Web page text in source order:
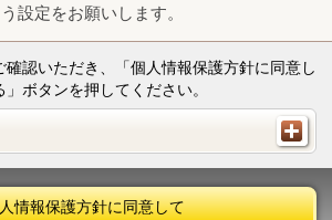
設定をお願いします。
認いただき、「個人情報保護方針に同意し
ボタンを押してください。
情報保護方針に同意して